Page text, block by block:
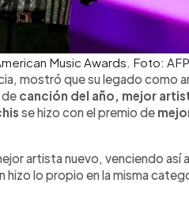
Music Awards. Foto: AFP
mostró que su legado como
de canción del año, mejor
se hizo con el premio de
artista nuevo, venciendo así
hizo lo propio en la misma